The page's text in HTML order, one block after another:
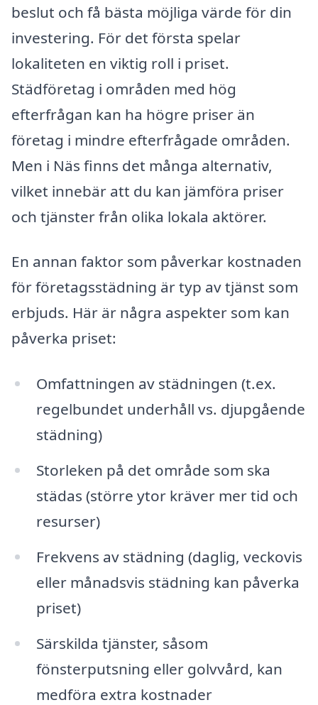
beslut och få bästa möjliga värde för din
investering. För det första spelar
lokaliteten en viktig roll i priset.
Städföretag i områden med hög
efterfrågan kan ha högre priser än
företag i mindre efterfrågade områden.
Men i Näs finns det många alternativ,
vilket innebär att du kan jämföra priser
och tjänster från olika lokala aktörer.
En annan faktor som påverkar kostnaden
för företagsstädning är typ av tjänst som
erbjuds. Här är några aspekter som kan
påverka priset:
Omfattningen av städningen (t.ex.
regelbundet underhåll vs. djupgående
städning)
Storleken på det område som ska
städas (större ytor kräver mer tid och
resurser)
Frekvens av städning (daglig, veckovis
eller månadsvis städning kan påverka
priset)
Särskilda tjänster, såsom
fönsterputsning eller golvvård, kan
medföra extra kostnader